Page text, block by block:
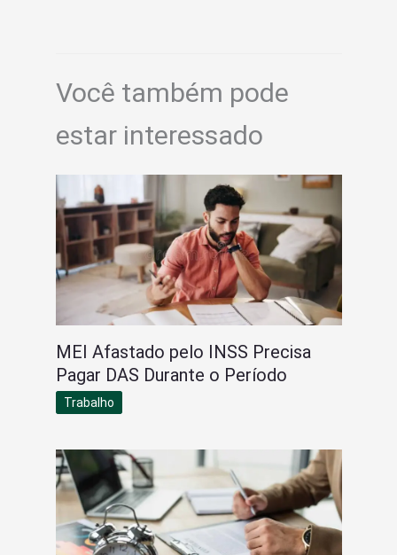
Você também pode
estar interessado
MEI Afastado pelo INSS Precisa
Pagar DAS Durante o Período
Trabalho